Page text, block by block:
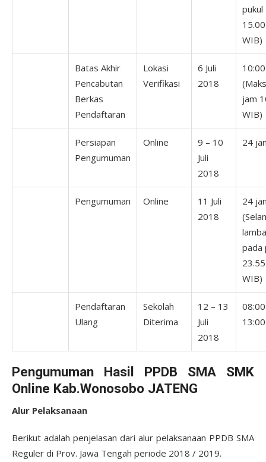
pukul
15.00
WIB)
Batas Akhir
Pencabutan
Berkas
Pendaftaran
Lokasi
Verifikasi
6 Juli
2018
jam
WIB)
Persiapan
Pengumuman
Online
9 – 10
Juli
2018
24
Pengumuman Online
11 Juli
2018
24
pada
23.55
WIB)
Pendaftaran
Ulang
Sekolah
Diterima
12 – 13
Juli
2018
Pengumuman Hasil PPDB SMA SMK
Online Kab.Wonosobo JATENG
Alur Pelaksanaan
Berikut adalah penjelasan dari alur pelaksanaan PPDB SMA
Reguler di Prov. Jawa Tengah periode 2018 / 2019.